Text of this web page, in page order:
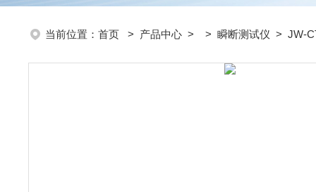
当前位置： 首页 > 产品中心 > > 瞬断测试仪 > JW-